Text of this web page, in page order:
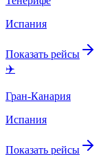
Испания
Показать рейсы
✈️
Гран-Канария
Испания
Показать рейсы